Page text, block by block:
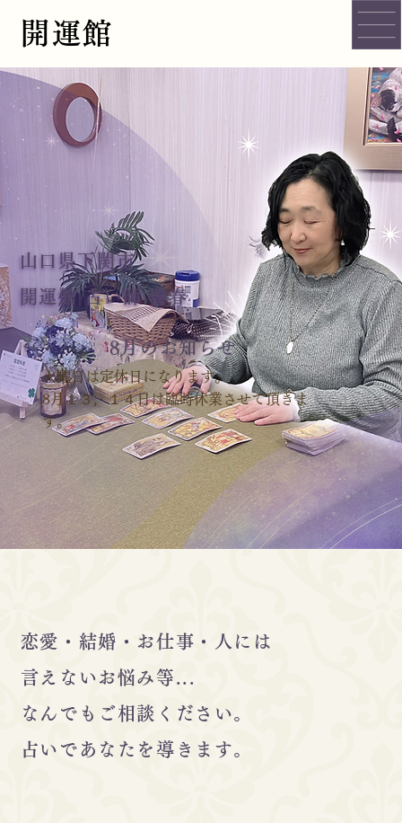
開運館
山口県下関市
​開運館|占い師 響春
8月のお知らせ
火曜日は定休日になります。
8月１３，１４日は臨時休業させて頂きま
す。
恋愛・結婚・お仕事・人には
言えないお悩み等...
なんでもご相談ください。
占いであなたを導きます。